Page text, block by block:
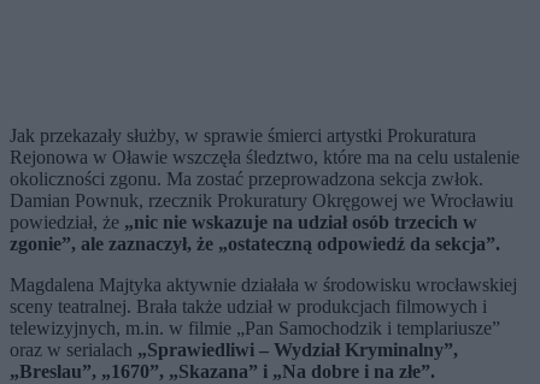
Jak przekazały służby, w sprawie śmierci artystki Prokuratura
Rejonowa w Oławie wszczęła śledztwo, które ma na celu ustalenie
okoliczności zgonu. Ma zostać przeprowadzona sekcja zwłok.
Damian Pownuk, rzecznik Prokuratury Okręgowej we Wrocławiu
powiedział, że „nic nie wskazuje na udział osób trzecich w
zgonie”, ale zaznaczył, że „ostateczną odpowiedź da sekcja”.
Magdalena Majtyka aktywnie działała w środowisku wrocławskiej
sceny teatralnej. Brała także udział w produkcjach filmowych i
telewizyjnych, m.in. w filmie „Pan Samochodzik i templariusze”
oraz w serialach „Sprawiedliwi – Wydział Kryminalny”,
„Breslau”, „1670”, „Skazana” i „Na dobre i na złe”.